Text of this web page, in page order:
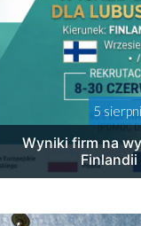
5
Wyniki firm na